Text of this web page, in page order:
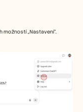
možností „Nastavení“.